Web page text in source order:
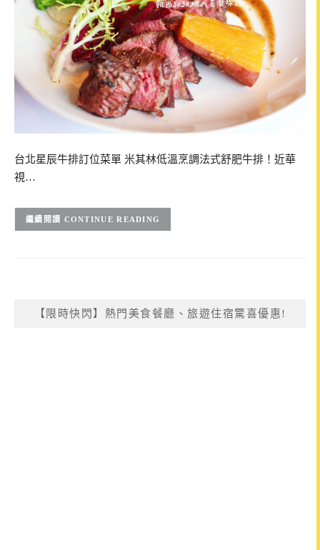
台北星辰牛排訂位菜單 米其林低溫烹調法式舒肥牛排！近華
視…
CONTINUE READING
【限時快閃】熱門美食餐廳、旅遊住宿驚喜優惠!